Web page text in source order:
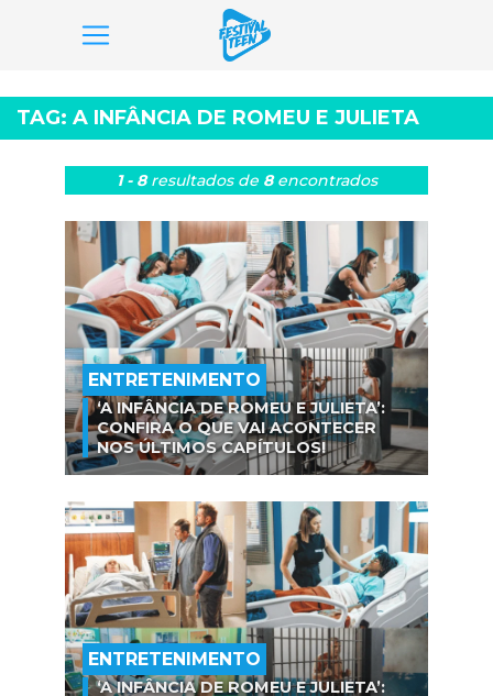
para
o
conteúdo
TAG: A INFÂNCIA DE ROMEU E JULIETA
1 - 8resultados de 8encontrados
ENTRETENIMENTO
‘A INFÂNCIA DE ROMEU E JULIETA’:
CONFIRA O QUE VAI ACONTECER
NOS ÚLTIMOS CAPÍTULOS!
ENTRETENIMENTO
‘A INFÂNCIA DE ROMEU E JULIETA’: